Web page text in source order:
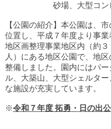
砂場、大型コンビネ
【公園の紹介】本公園は、
位置し、平成７年度より事
地区画整理事業地区内（約
人）にある地区公園で、地
整備しました。園内にはパ
ル、大築山、大型シェルタ
な施設が充実しています。
※令和７年度 拓勇・日の出